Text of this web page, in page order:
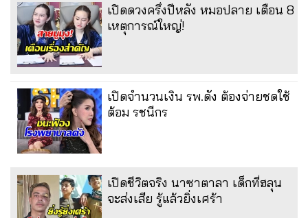
เปิดดวงครึ่งปีหลัง หมอปลาย เตือน 8
เหตุการณ์ใหญ่!
เปิดจำนวนเงิน รพ.ดัง ต้องจ่ายชดใช้
ต้อม รชนีกร
เปิดชีวิตจริง นาซาตาลา เด็กที่ฮลุน
จะส่งเสีย รู้แล้วยิ่งเศร้า